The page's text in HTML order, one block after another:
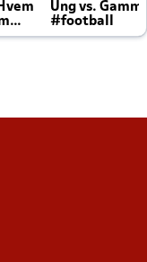
Ung vs.
#football